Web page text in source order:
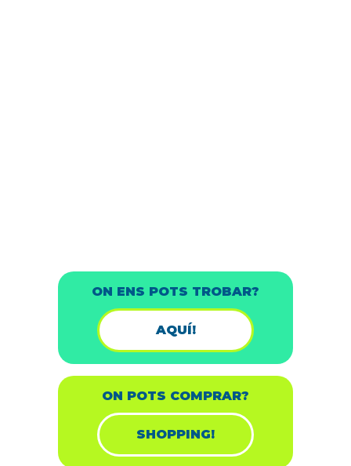
ON ENS POTS TROBAR?
AQUÍ!
ON POTS COMPRAR?
SHOPPING!